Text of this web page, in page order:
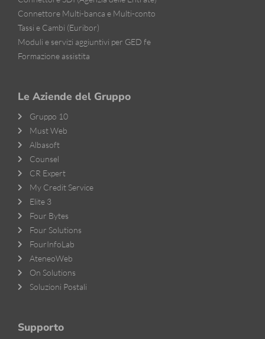
Connettore Multi-banca e Multi-conto
Tassi e Cambi (Euribor)
Moduli e servizi aggiuntivi per GED fe
Formazione assistita
Le Aziende del Gruppo
Gruppo 10
Must Web
Albasoft
Counsel
CR Expert
My Credit Service
Elite 3
Four Bytes
Four Solutions
FourInfoLab
AteneoWeb
On Solutions
Soluzioni Postali
Supporto